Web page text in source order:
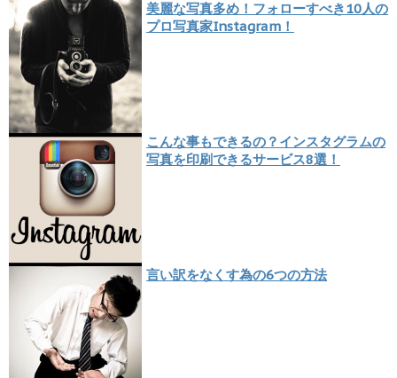
美麗な写真多め！フォローすべき10人の
プロ写真家Instagram！
こんな事もできるの？インスタグラムの
写真を印刷できるサービス8選！
言い訳をなくす為の6つの方法